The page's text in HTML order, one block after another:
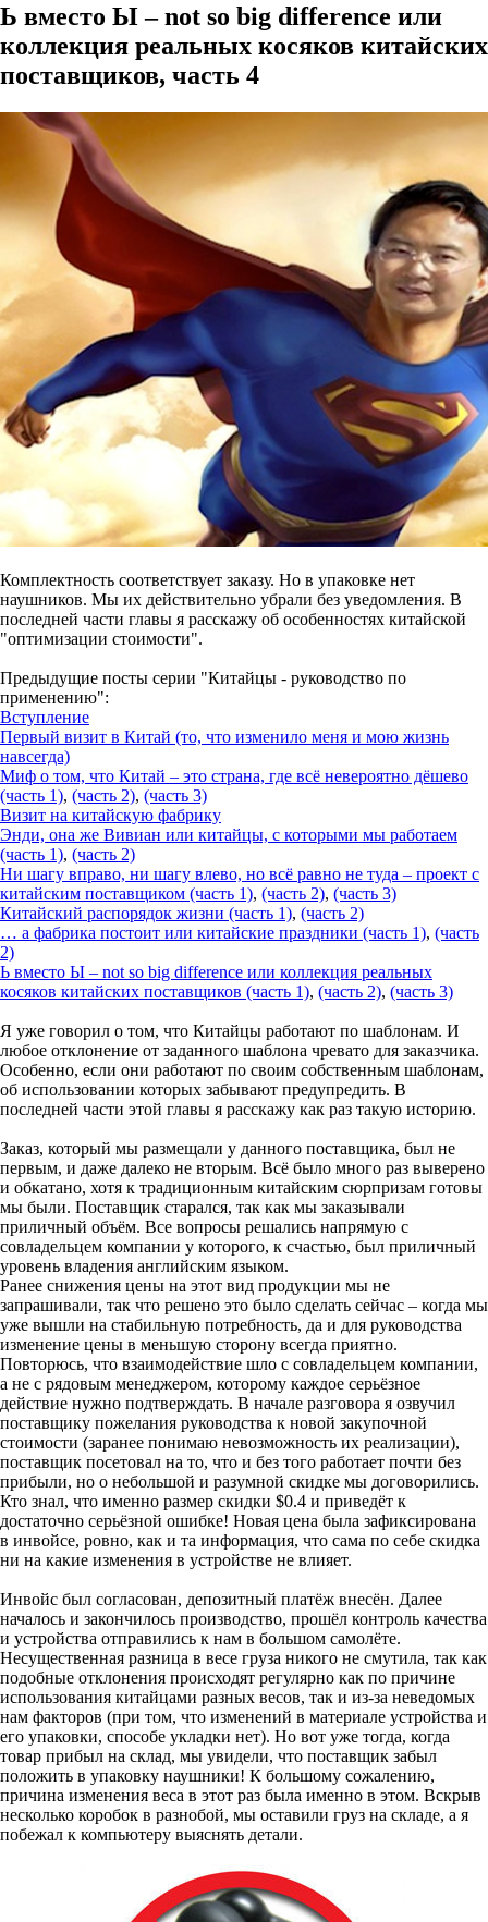
Ь вместо Ы – not so big difference или
коллекция реальных косяков китайских
поставщиков, часть 4
Комплектность соответствует заказу. Но в упаковке нет
наушников. Мы их действительно убрали без уведомления. В
последней части главы я расскажу об особенностях китайской
"оптимизации стоимости".
Предыдущие посты серии "Китайцы - руководство по
применению":
Вступление
Первый визит в Китай (то, что изменило меня и мою жизнь
навсегда)
Миф о том, что Китай – это страна, где всё невероятно дёшево
(часть 1), (часть 2), (часть 3)
Визит на китайскую фабрику
Энди, она же Вивиан или китайцы, с которыми мы работаем
(часть 1), (часть 2)
Ни шагу вправо, ни шагу влево, но всё равно не туда – проект с
китайским поставщиком (часть 1), (часть 2), (часть 3)
Китайский распорядок жизни (часть 1), (часть 2)
… а фабрика постоит или китайские праздники (часть 1), (часть
2)
Ь вместо Ы – not so big difference или коллекция реальных
косяков китайских поставщиков (часть 1), (часть 2), (часть 3)
Я уже говорил о том, что Китайцы работают по шаблонам. И
любое отклонение от заданного шаблона чревато для заказчика.
Особенно, если они работают по своим собственным шаблонам,
об использовании которых забывают предупредить. В
последней части этой главы я расскажу как раз такую историю.
Заказ, который мы размещали у данного поставщика, был не
первым, и даже далеко не вторым. Всё было много раз выверено
и обкатано, хотя к традиционным китайским сюрпризам готовы
мы были. Поставщик старался, так как мы заказывали
приличный объём. Все вопросы решались напрямую с
совладельцем компании у которого, к счастью, был приличный
уровень владения английским языком.
Ранее снижения цены на этот вид продукции мы не
запрашивали, так что решено это было сделать сейчас – когда мы
уже вышли на стабильную потребность, да и для руководства
изменение цены в меньшую сторону всегда приятно.
Повторюсь, что взаимодействие шло с совладельцем компании,
а не с рядовым менеджером, которому каждое серьёзное
действие нужно подтверждать. В начале разговора я озвучил
поставщику пожелания руководства к новой закупочной
стоимости (заранее понимаю невозможность их реализации),
поставщик посетовал на то, что и без того работает почти без
прибыли, но о небольшой и разумной скидке мы договорились.
Кто знал, что именно размер скидки $0.4 и приведёт к
достаточно серьёзной ошибке! Новая цена была зафиксирована
в инвойсе, ровно, как и та информация, что сама по себе скидка
ни на какие изменения в устройстве не влияет.
Инвойс был согласован, депозитный платёж внесён. Далее
началось и закончилось производство, прошёл контроль качества
и устройства отправились к нам в большом самолёте.
Несущественная разница в весе груза никого не смутила, так как
подобные отклонения происходят регулярно как по причине
использования китайцами разных весов, так и из-за неведомых
нам факторов (при том, что изменений в материале устройства и
его упаковки, способе укладки нет). Но вот уже тогда, когда
товар прибыл на склад, мы увидели, что поставщик забыл
положить в упаковку наушники! К большому сожалению,
причина изменения веса в этот раз была именно в этом. Вскрыв
несколько коробок в разнобой, мы оставили груз на складе, а я
побежал к компьютеру выяснять детали.